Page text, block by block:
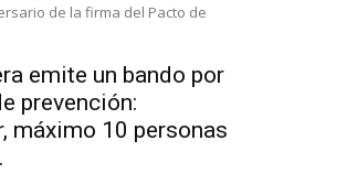
de la firma del Pacto de
emite un bando por
prevención:
máximo 10 personas